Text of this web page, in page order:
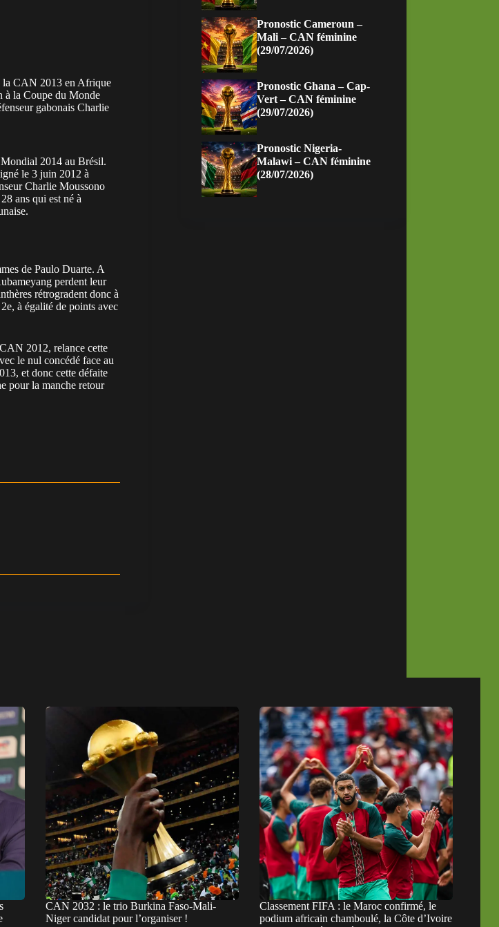
la CAN 2013 en Afrique
à la Coupe du Monde
gabonais Charlie
Mondial 2014 au Brésil.
le 3 juin 2012 à
Charlie Moussono
ans qui est né à
de Paulo Duarte. A
perdent leur
rétrogradent donc à
à égalité de points avec
2012, relance cette
le nul concédé face au
et donc cette défaite
pour la manche retour
Pronostic Cameroun –
Mali – CAN féminine
(29/07/2026)
Pronostic Ghana – Cap-
Vert – CAN féminine
(29/07/2026)
Pronostic Nigeria-
Malawi – CAN féminine
(28/07/2026)
CAN 2032 : le trio Burkina Faso-Mali-
Niger candidat pour l’organiser !
Classement FIFA : le Maroc confirmé, le
podium africain chamboulé, la Côte d’Ivoire